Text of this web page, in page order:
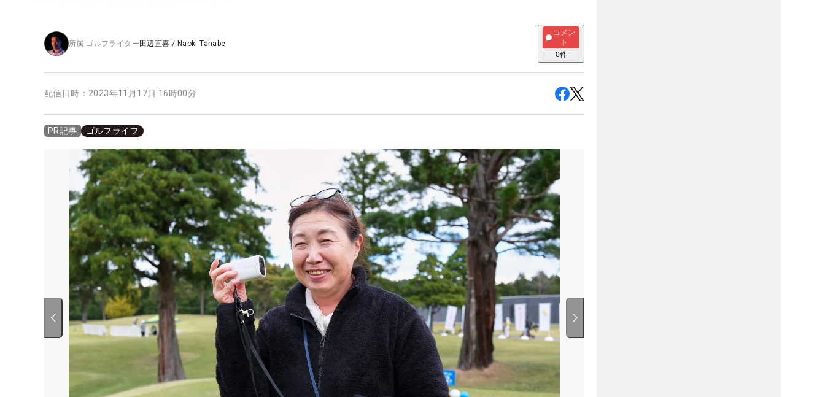
所属 ゴルフライター 田辺直喜 / Naoki Tanabe
コメン
ト
0件
配信日時： 2023年11月17日 16時00分
PR記事 ゴルフライフ